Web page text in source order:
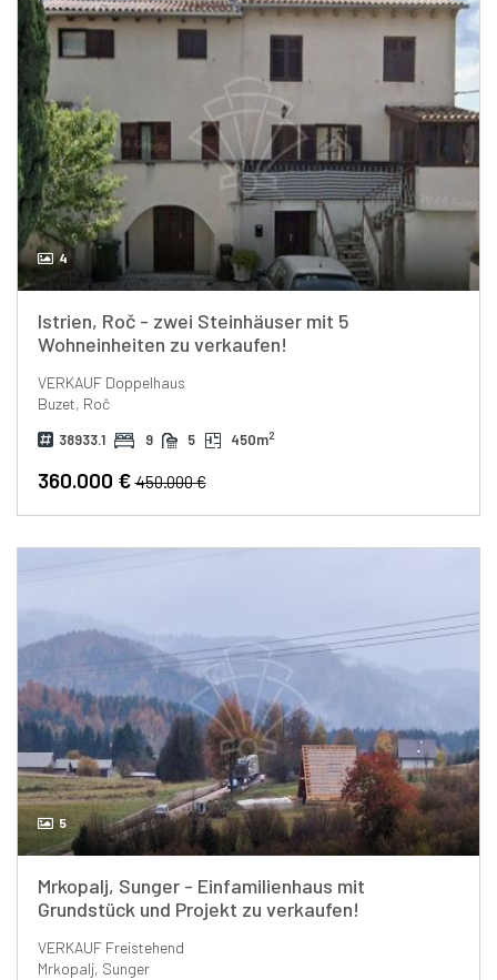
4
Istrien, Roč - zwei Steinhäuser mit 5
Wohneinheiten zu verkaufen!
VERKAUFDoppelhaus
Buzet, Roč
38933.1 9 5 450m2
360.000 €450.000 €
5
Mrkopalj, Sunger - Einfamilienhaus mit
Grundstück und Projekt zu verkaufen!
VERKAUFFreistehend
Mrkopalj, Sunger